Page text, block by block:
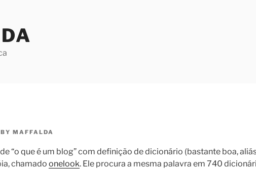
BY MAFFALDA
“o que é um blog” com definição de dicionário (bastante boa,
chamado onelook. Ele procura a mesma palavra em 740